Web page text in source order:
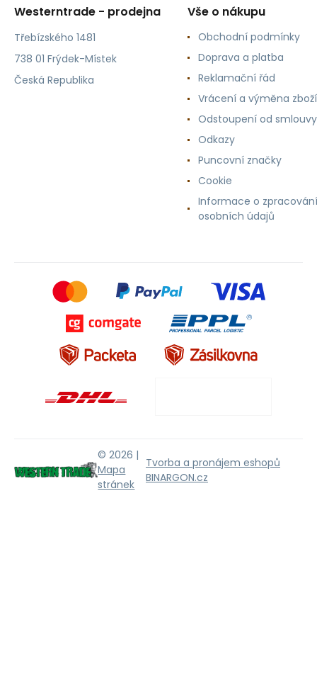
Westerntrade - prodejna
Třebízského 1481
738 01 Frýdek-Místek
Česká Republika
Vše o nákupu
Obchodní podmínky
Doprava a platba
Reklamační řád
Vrácení a výměna zboží
Odstoupení od smlouvy
Odkazy
Puncovní značky
Cookie
Informace o zpracování
osobních údajů
© 2026 |
Mapa
stránek
Tvorba a pronájem eshopů
BINARGON.cz